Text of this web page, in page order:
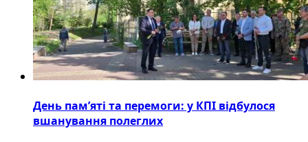
День пам’яті та перемоги: у КПІ відбулося
вшанування полеглих